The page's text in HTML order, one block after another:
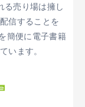
る売り場は擁し
信することを
簡便に電子書籍
います。